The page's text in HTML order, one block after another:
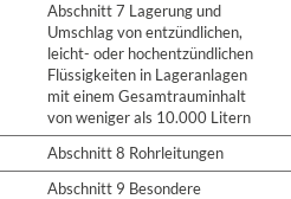
Abschnitt 7 Lagerung und
Umschlag von entzündlichen,
leicht- oder hochentzündlichen
Flüssigkeiten in Lageranlagen
mit einem Gesamtrauminhalt
von weniger als 10.000 Litern
Abschnitt 8 Rohrleitungen
Abschnitt 9 Besondere